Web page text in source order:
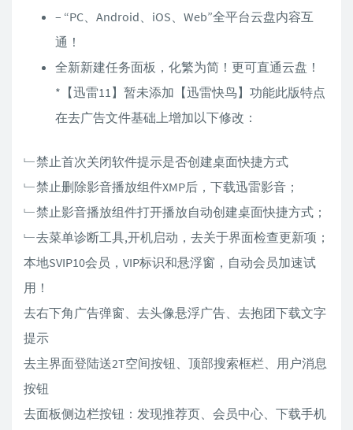
– “PC、Android、iOS、Web”全平台云盘内容互
通！
全新新建任务面板，化繁为简！更可直通云盘！
*【迅雷11】暂未添加【迅雷快鸟】功能此版特点
在去广告文件基础上增加以下修改：
﹂禁止首次关闭软件提示是否创建桌面快捷方式
﹂禁止删除影音播放组件XMP后，下载迅雷影音；
﹂禁止影音播放组件打开播放自动创建桌面快捷方式；
﹂去菜单诊断工具,开机启动，去关于界面检查更新项；
本地SVIP10会员，VIP标识和悬浮窗，自动会员加速试
用！
去右下角广告弹窗、去头像悬浮广告、去抱团下载文字
提示
去主界面登陆送2T空间按钮、顶部搜索框栏、用户消息
按钮
去面板侧边栏按钮：发现推荐页、会员中心、下载手机